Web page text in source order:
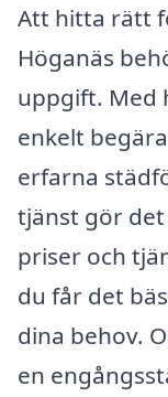
Att hitta rätt
Höganäs
uppgift. Med
enkelt
erfarna
tjänst gör
priser och
du får det
dina behov.
en